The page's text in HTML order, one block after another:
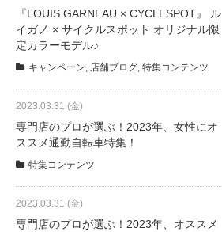
『LOUIS GARNEAU × CYCLESPOT』 ル
イガノ × サイクルスポット オリジナル限
定カラーモデル♪
キャンペーン 店舗ブログ 特集コンテンツ
2023.03.31 (金)
専門店のプロが選ぶ！2023年、女性にオ
ススメ通勤自転車特集！
特集コンテンツ
2023.03.31 (金)
専門店のプロが選ぶ！2023年、オススメ